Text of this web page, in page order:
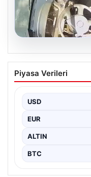
Trabzon’da
Yolcuya
yaşındaki yolcu
Erdoğan’ın…
Piyasa Verileri
USD
EUR
ALTIN
BTC